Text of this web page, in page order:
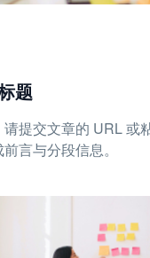
题
提交文章的 URL 或
言与分段信息。